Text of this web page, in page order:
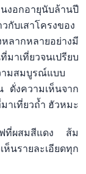
งอกอายุนับล้านปี
กับเสาโครงของ
ลากหลายอย่างมี
เที่ยวจนเปรียบ
มสมบูรณ์แบบ
ดั่งความเห็นจาก
าเที่ยวถ้ำ ฮัวหมะ
ฟที่ผสมสีแดง ส้ม
นรายละเอียดทุก